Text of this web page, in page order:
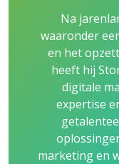
Na
waaronder
en het
heeft hij
digitale
expertise
marketing en